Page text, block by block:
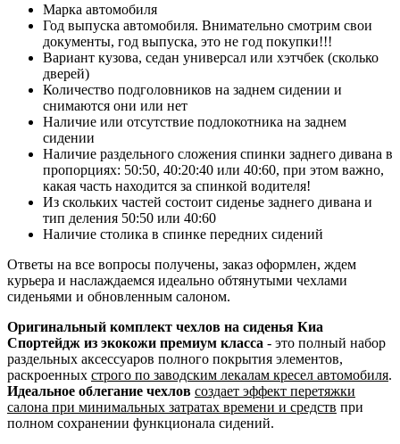
Марка автомобиля
Год выпуска автомобиля. Внимательно смотрим свои
документы, год выпуска, это не год покупки!!!
Вариант кузова, седан универсал или хэтчбек (сколько
дверей)
Количество подголовников на заднем сидении и
снимаются они или нет
Наличие или отсутствие подлокотника на заднем
сидении
Наличие раздельного сложения спинки заднего дивана в
пропорциях: 50:50, 40:20:40 или 40:60, при этом важно,
какая часть находится за спинкой водителя!
Из скольких частей состоит сиденье заднего дивана и
тип деления 50:50 или 40:60
Наличие столика в спинке передних сидений
Ответы на все вопросы получены, заказ оформлен, ждем
курьера и наслаждаемся идеально обтянутыми чехлами
сиденьями и обновленным салоном.
Оригинальный комплект чехлов на сиденья Киа
Спортейдж из экокожи премиум класса - это полный набор
раздельных аксессуаров полного покрытия элементов,
раскроенных строго по заводским лекалам кресел автомобиля.
Идеальное облегание чехлов создает эффект перетяжки
салона при минимальных затратах времени и средств при
полном сохранении функционала сидений.